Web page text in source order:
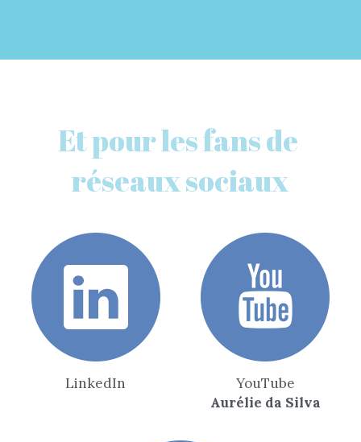
Et pour les fans de
réseaux sociaux
LinkedIn
YouTube
Aurélie da Silva